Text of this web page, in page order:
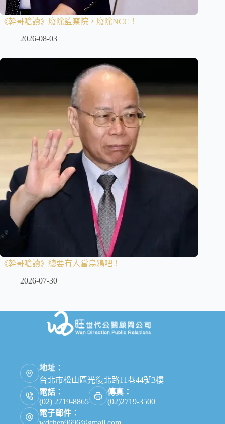
《幹哥嗆讀》廢除監察院，廢除NCC！
2026-08-03
《幹哥嗆讀》總要有人當烏鴉吧！
2026-07-30
地址：
台北市松山區光復北路11巷44號3樓
電話：
(02) 2719-8865
傳真：
(02)2719-3500
電子郵件：